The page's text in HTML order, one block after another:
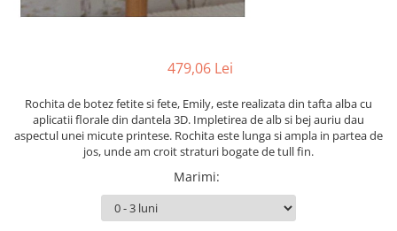
479,06 Lei
Rochita de botez fetite si fete, Emily, este realizata din tafta alba cu
aplicatii florale din dantela 3D. Impletirea de alb si bej auriu dau
aspectul unei micute printese. Rochita este lunga si ampla in partea de
jos, unde am croit straturi bogate de tull fin.
Marimi: